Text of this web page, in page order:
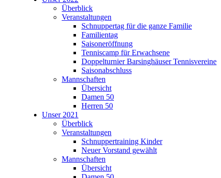
Überblick
Veranstaltungen
Schnuppertag für die ganze Familie
Familientag
Saisoneröffnung
Tenniscamp für Erwachsene
Doppelturnier Barsinghäuser Tennisvereine
Saisonabschluss
Mannschaften
Übersicht
Damen 50
Herren 50
Unser 2021
Überblick
Veranstaltungen
Schnuppertraining Kinder
Neuer Vorstand gewählt
Mannschaften
Übersicht